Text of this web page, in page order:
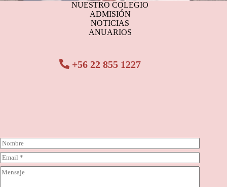
NUESTRO COLEGIO
ADMISIÓN
NOTICIAS
ANUARIOS
+56 22 855 1227
N
o
m
b
r
C
o
r
C